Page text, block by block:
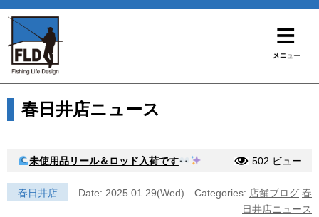
春日井店ニュース
未使用品リール＆ロッド入荷です 502 ビュー
春日井店 Date: 2025.01.29(Wed) Categories: 店舗ブログ 春
日井店ニュース